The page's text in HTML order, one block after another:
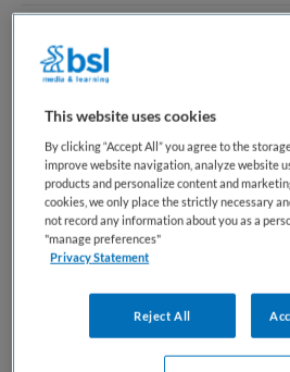
Tandheelkunde
Verpleegkunde (1810)
Zorgmanagement (347)
Meest recente vacatures
banenbank | Werk(t) in
This website uses cookies
By clicking “Accept All” you agree to the
improve website navigation, analyze website
products and personalize content and
cookies, we only place the strictly necessary
not record any information about you as a
"manage preferences"
Privacy Statement
Reject All